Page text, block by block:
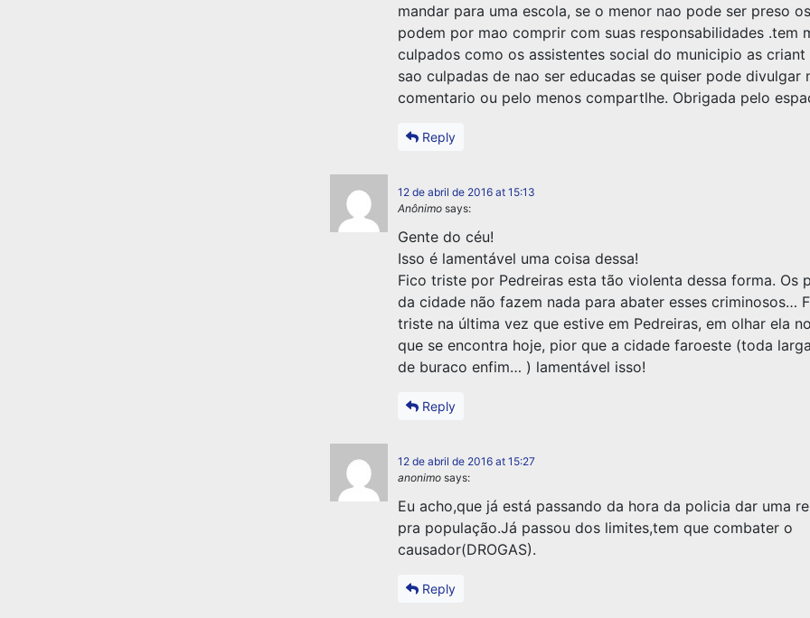
mandar para uma escola, se o menor nao pode ser preso
podem por mao comprir com suas responsabilidades .tem
culpados como os assistentes social do municipio as criant
sao culpadas de nao ser educadas se quiser pode divulgar
comentario ou pelo menos compartlhe. Obrigada pelo
Reply
12 de abril de 2016 at 15:13
Anônimo says:
Gente do céu!
Isso é lamentável uma coisa dessa!
Fico triste por Pedreiras esta tão violenta dessa forma. Os
da cidade não fazem nada para abater esses criminosos…
triste na última vez que estive em Pedreiras, em olhar ela
que se encontra hoje, pior que a cidade faroeste (toda
de buraco enfim… ) lamentável isso!
Reply
12 de abril de 2016 at 15:27
anonimo says:
Eu acho,que já está passando da hora da policia dar uma
pra população.Já passou dos limites,tem que combater o
causador(DROGAS).
Reply